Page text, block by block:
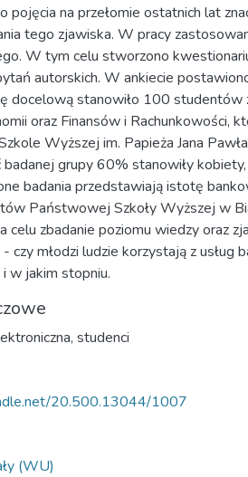
pojęcia na przełomie ostatnich lat
tego zjawiska. W pracy
W tym celu stworzono
autorskich. W ankiecie
docelową stanowiło 100 studentów
oraz Finansów i Rachunkowości,
Wyższej im. Papieża Jana
badanej grupy 60% stanowiły
badania przedstawiają istotę
Państwowej Szkoły Wyższej w
celu zbadanie poziomu wiedzy oraz
czy młodzi ludzie korzystają z usług
w jakim stopniu.
, studenci
20.500.13044/1007
(WU)